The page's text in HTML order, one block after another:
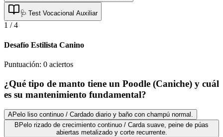
🩺 Test Vocacional Auxiliar
1 /4
Desafío Estilista Canino
Puntuación: 0 aciertos
¿Qué tipo de manto tiene un Poodle (Caniche) y cuál
es su mantenimiento fundamental?
APelo liso continuo / Cardado diario y baño con champú normal.
B Pelo rizado de crecimiento continuo / Carda suave, peine de púas
abiertas metalizado y corte recurrente.